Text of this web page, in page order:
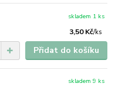
3,50 Kč/ks
skladem 1 ks
Přidat do košíku
skladem 9 ks